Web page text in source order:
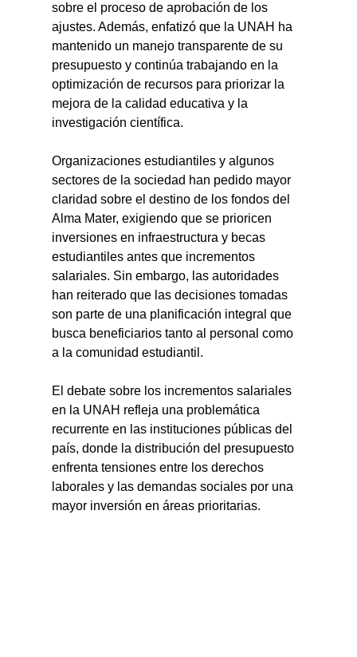
sobre el proceso de aprobación de los
ajustes. Además, enfatizó que la UNAH ha
mantenido un manejo transparente de su
presupuesto y continúa trabajando en la
optimización de recursos para priorizar la
mejora de la calidad educativa y la
investigación científica.
Organizaciones estudiantiles y algunos
sectores de la sociedad han pedido mayor
claridad sobre el destino de los fondos del
Alma Mater, exigiendo que se prioricen
inversiones en infraestructura y becas
estudiantiles antes que incrementos
salariales. Sin embargo, las autoridades
han reiterado que las decisiones tomadas
son parte de una planificación integral que
busca beneficiarios tanto al personal como
a la comunidad estudiantil.
El debate sobre los incrementos salariales
en la UNAH refleja una problemática
recurrente en las instituciones públicas del
país, donde la distribución del presupuesto
enfrenta tensiones entre los derechos
laborales y las demandas sociales por una
mayor inversión en áreas prioritarias.